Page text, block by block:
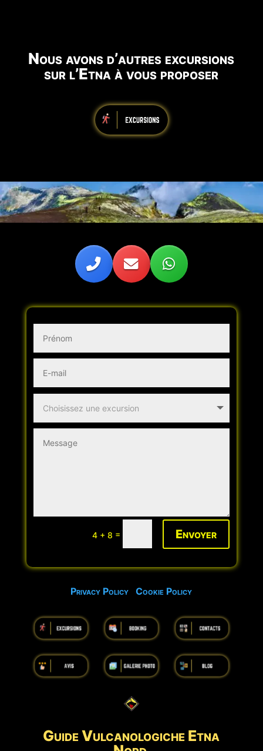
Nous avons d’autres excursions
sur l’Etna à vous proposer
4 + 8 = Envoyer
Privacy PolicyCookie Policy
Guide Vulcanologiche Etna